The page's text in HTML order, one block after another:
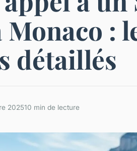
:
détaillés
202510 min de lecture